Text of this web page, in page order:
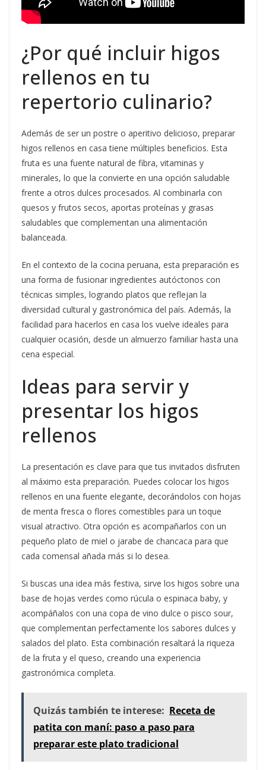
¿Por qué incluir higos
rellenos en tu
repertorio culinario?
Además de ser un postre o aperitivo delicioso, preparar
higos rellenos en casa tiene múltiples beneficios. Esta
fruta es una fuente natural de fibra, vitaminas y
minerales, lo que la convierte en una opción saludable
frente a otros dulces procesados. Al combinarla con
quesos y frutos secos, aportas proteínas y grasas
saludables que complementan una alimentación
balanceada.
En el contexto de la cocina peruana, esta preparación es
una forma de fusionar ingredientes autóctonos con
técnicas simples, logrando platos que reflejan la
diversidad cultural y gastronómica del país. Además, la
facilidad para hacerlos en casa los vuelve ideales para
cualquier ocasión, desde un almuerzo familiar hasta una
cena especial.
Ideas para servir y
presentar los higos
rellenos
La presentación es clave para que tus invitados disfruten
al máximo esta preparación. Puedes colocar los higos
rellenos en una fuente elegante, decorándolos con hojas
de menta fresca o flores comestibles para un toque
visual atractivo. Otra opción es acompañarlos con un
pequeño plato de miel o jarabe de chancaca para que
cada comensal añada más si lo desea.
Si buscas una idea más festiva, sirve los higos sobre una
base de hojas verdes como rúcula o espinaca baby, y
acompáñalos con una copa de vino dulce o pisco sour,
que complementan perfectamente los sabores dulces y
salados del plato. Esta combinación resaltará la riqueza
de la fruta y el queso, creando una experiencia
gastronómica completa.
Quizás también te interese: Receta de
patita con maní: paso a paso para
preparar este plato tradicional